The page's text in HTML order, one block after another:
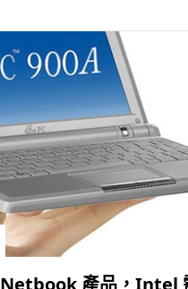
產品，Intel